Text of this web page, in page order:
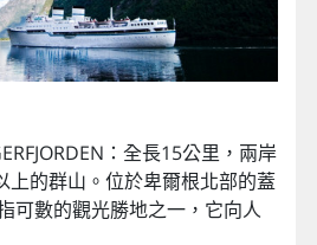
：全長15公里，兩岸
上的群山。位於卑爾根北部的蓋
可數的觀光勝地之一，它向人